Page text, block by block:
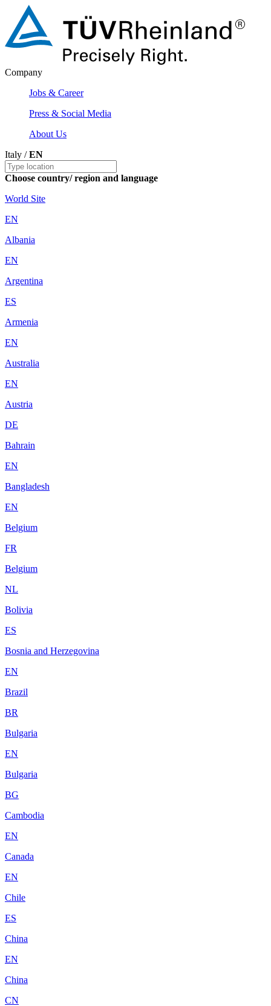
Company
Jobs & Career
Press & Social Media
About Us
Italy /EN
Choose country/ region and language
World Site
EN
Albania
EN
Argentina
ES
Armenia
EN
Australia
EN
Austria
DE
Bahrain
EN
Bangladesh
EN
Belgium
FR
Belgium
NL
Bolivia
ES
Bosnia and Herzegovina
EN
Brazil
BR
Bulgaria
EN
Bulgaria
BG
Cambodia
EN
Canada
EN
Chile
ES
China
EN
China
CN